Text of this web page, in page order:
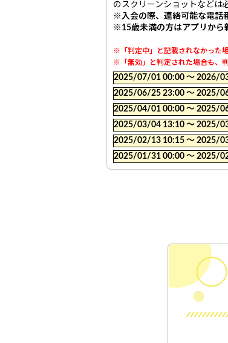
のスクリーンショットなどは
※入会の際、連絡可能な電話
※ 15歳未満の方はアプリか
※「判定中」と記載されなかった
※「無効」と判定された場合も、
2025/07/01 00:00 〜 2026/
2025/06/25 23:00 〜 2025/
2025/04/01 00:00 〜 2025/
2025/03/04 13:10 〜 2025/
2025/02/13 10:15 〜 2025/
2025/01/31 00:00 〜 2025/